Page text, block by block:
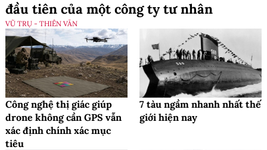
đầu tiên của một công ty tư nhân
VŨ TRỤ - THIÊN VĂN
Công nghệ thị giác giúp
drone không cần GPS vẫn
xác định chính xác mục
tiêu
7 tàu ngầm nhanh nhất thế
giới hiện nay